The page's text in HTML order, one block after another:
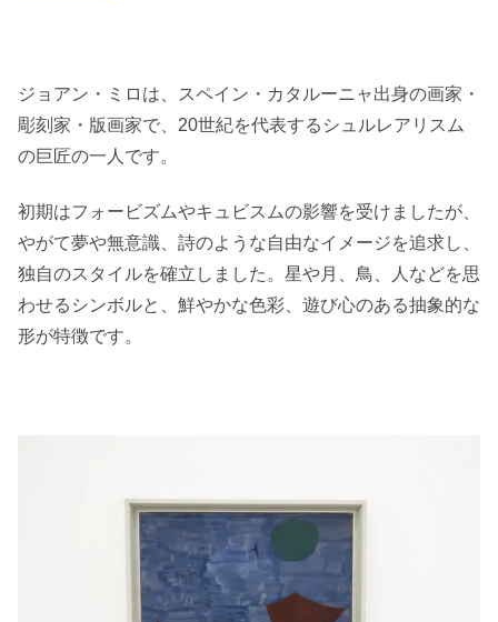
ジョアン・ミロは、スペイン・カタルーニャ出身の画家・
彫刻家・版画家で、20世紀を代表するシュルレアリスム
の巨匠の一人です。
初期はフォービズムやキュビスムの影響を受けましたが、
やがて夢や無意識、詩のような自由なイメージを追求し、
独自のスタイルを確立しました。星や月、鳥、人などを思
わせるシンボルと、鮮やかな色彩、遊び心のある抽象的な
形が特徴です。